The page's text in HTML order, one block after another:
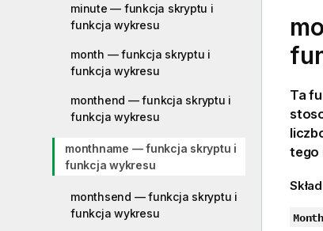
minute — funkcja skryptu i
funkcja wykresu
month — funkcja skryptu i
funkcja wykresu
monthend — funkcja skryptu i
funkcja wykresu
monthname — funkcja skryptu i
funkcja wykresu
monthsend — funkcja skryptu i
funkcja wykresu
Ta
tego